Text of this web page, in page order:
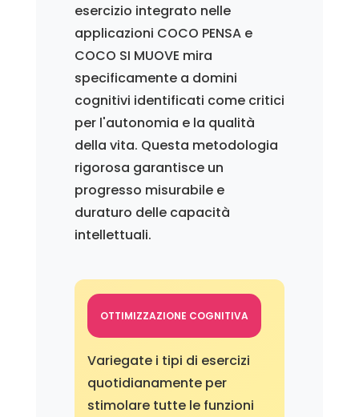
esercizio integrato nelle
applicazioni COCO PENSA e
COCO SI MUOVE mira
specificamente a domini
cognitivi identificati come critici
per l'autonomia e la qualità
della vita. Questa metodologia
rigorosa garantisce un
progresso misurabile e
duraturo delle capacità
intellettuali.
OTTIMIZZAZIONE COGNITIVA
Variegate i tipi di esercizi
quotidianamente per
stimolare tutte le funzioni